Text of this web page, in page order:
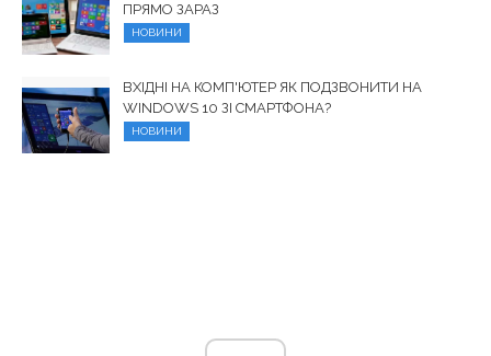
ПРЯМО ЗАРАЗ
НОВИНИ
ВХІДНІ НА КОМП'ЮТЕР ЯК ПОДЗВОНИТИ НА
WINDOWS 10 ЗІ СМАРТФОНА?
НОВИНИ